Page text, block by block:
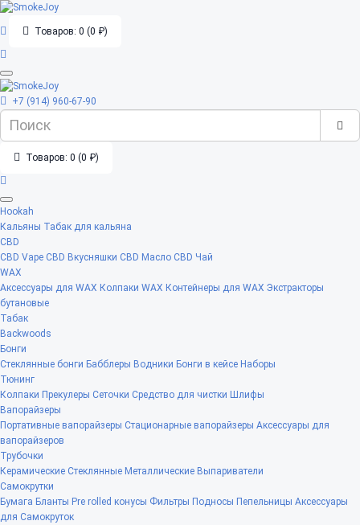
Товаров: 0 (0 ₽)
+7 (914) 960-67-90
Товаров: 0 (0 ₽)
Hookah
Кальяны Табак для кальяна
CBD
CBD Vape CBD Вкусняшки CBD Масло CBD Чай
WAX
Аксессуары для WAX Колпаки WAX Контейнеры для WAX Экстракторы
бутановые
Табак
Backwoods
Бонги
Стеклянные бонги Бабблеры Водники Бонги в кейсе Наборы
Тюнинг
Колпаки Прекулеры Сеточки Средство для чистки Шлифы
Вапорайзеры
Портативные вапорайзеры Стационарные вапорайзеры Аксессуары для
вапорайзеров
Трубочки
Керамические Стеклянные Металлические Выпариватели
Самокрутки
Бумага Бланты Pre rolled конусы Фильтры Подносы Пепельницы Аксессуары
для Самокруток